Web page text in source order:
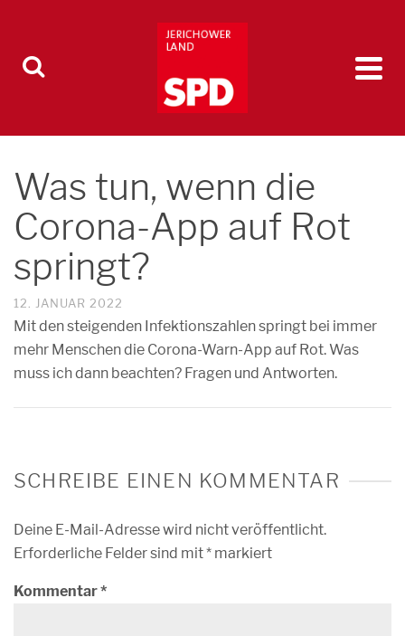
Was tun, wenn die
Corona-App auf Rot
springt?
12. JANUAR 2022
Mit den steigenden Infektionszahlen springt bei immer
mehr Menschen die Corona-Warn-App auf Rot. Was
muss ich dann beachten? Fragen und Antworten.
SCHREIBE EINEN KOMMENTAR
Deine E-Mail-Adresse wird nicht veröffentlicht.
Erforderliche Felder sind mit* markiert
Kommentar*